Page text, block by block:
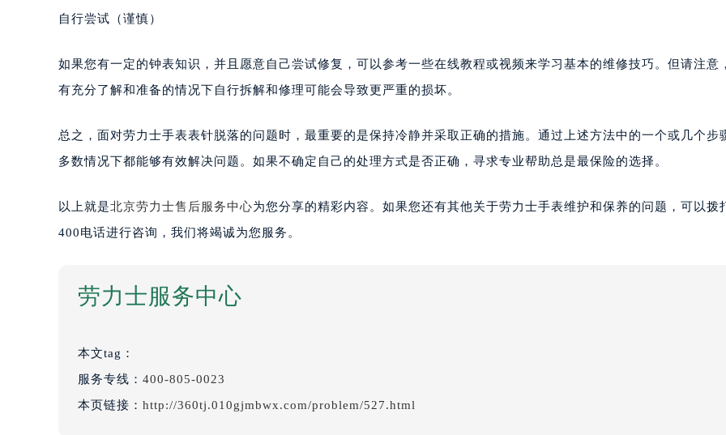
自行尝试（谨慎）
如果您有一定的钟表知识，并且愿意自己尝试修复，可以参考一些在线教程或视频来学习基本的维修技巧。但请注意
有充分了解和准备的情况下自行拆解和修理可能会导致更严重的损坏。
总之，面对劳力士手表表针脱落的问题时，最重要的是保持冷静并采取正确的措施。通过上述方法中的一个或几个步
多数情况下都能够有效解决问题。如果不确定自己的处理方式是否正确，寻求专业帮助总是最保险的选择。
以上就是北京劳力士售后服务中心为您分享的精彩内容。如果您还有其他关于劳力士手表维护和保养的问题，可以拨
400电话进行咨询，我们将竭诚为您服务。
劳力士服务中心
本文tag：
服务专线： 400-805-0023
本页链接： http://360tj.010gjmbwx.com/problem/527.html